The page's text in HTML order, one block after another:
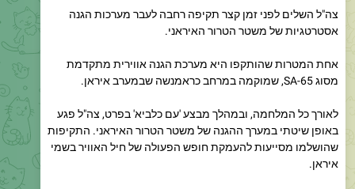
אחת המטרות שהותקפו היא מערכת הגנה אווירית מתקדמת
לאורך כל המלחמה, ובמהלך מבצע 'עם כלביא' בפרט, צה"ל פגע
שהושלמו מסייעות להעמקת חופש הפעולה של חיל האוויר בשמי
איראן.
צה"ל ממשיך לתקוף ברגעים אלו, תשתיות של משטר הטרור